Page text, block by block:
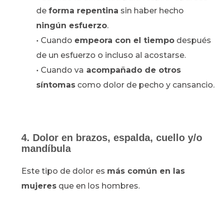
deforma repentina sin haber hecho
ningún esfuerzo.
• Cuando empeora con el tiempo después
de un esfuerzo o incluso al acostarse.
• Cuando va acompañado de otros
síntomas como dolor de pecho y cansancio.
4. Dolor en brazos, espalda, cuello y/o
mandíbula
Este tipo de dolor es más común en las
mujeres que en los hombres.